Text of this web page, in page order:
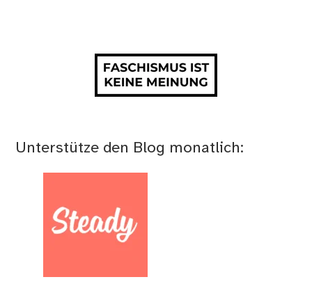
Unterstütze den Blog monatlich: